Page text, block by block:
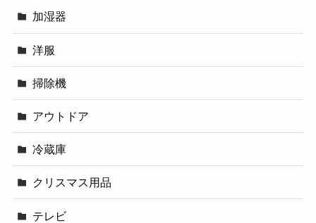
加湿器
洋服
掃除機
アウトドア
冷蔵庫
クリスマス用品
テレビ